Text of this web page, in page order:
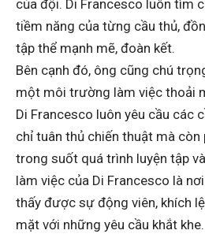
của đội. Di Francesco luôn tìm
tiềm năng của từng cầu thủ,
tập thể mạnh mẽ, đoàn kết.
Bên cạnh đó, ông cũng chú
một môi trường làm việc thoải
Di Francesco luôn yêu cầu các
chỉ tuân thủ chiến thuật mà
trong suốt quá trình luyện tập
làm việc của Di Francesco là
thấy được sự động viên, khích
mặt với những yêu cầu khắt khe.